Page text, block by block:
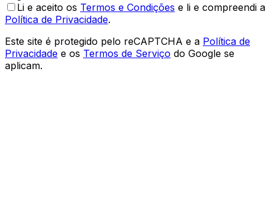
Li e aceito os Termos e Condições e li e compreendi a
Política de Privacidade.
Este site é protegido pelo reCAPTCHA e a Política de
Privacidade e os Termos de Serviço do Google se
aplicam.